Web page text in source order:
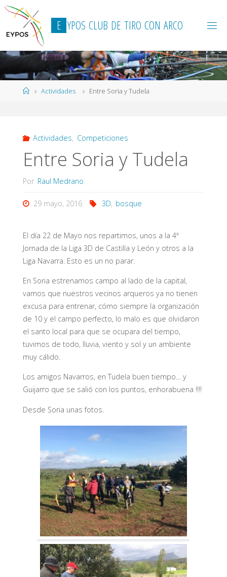
Saltar
contenido
E YPOS CLUB DE TIRO CON ARCO
PáginaActividades Entre Soria y Tudela
Actividades, Competiciones
Entre Soria y Tudela
Por Raul Medrano
29 mayo, 2016 3D, bosque
El día 22 de Mayo nos repartimos, unos a la 4ª
Jornada de la Liga 3D de Castilla y León y otros a la
Liga Navarra. Esto es un no parar.
En Soria estrenamos campo al lado de la capital,
vamos que nuestros vecinos arqueros ya no tienen
excusa para entrenar, cómo siempre la organización
de 10 y el campo perfecto, lo malo es que olvidaron
el santo local para que se ocupara del tiempo,
tuvimos de todo, lluvia, viento y sol y un ambiente
muy cálido.
Los amigos Navarros, en Tudela buen tiempo… y
Guijarro que se salió con los puntos, enhorabuena !!!!
Desde Soria unas fotos.